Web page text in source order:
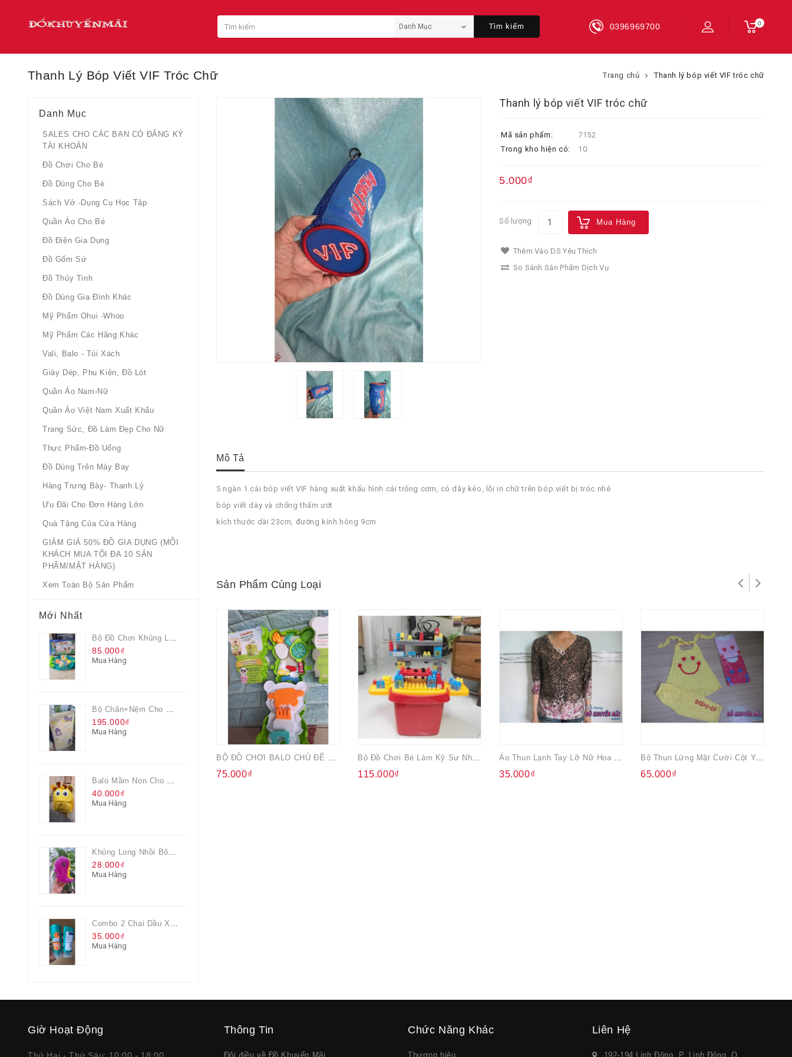
0
0396969700
Tìm kiếm
Thanh Lý Bóp Viết VIF Tróc Chữ Trang chủ Thanh lý bóp viết VIF tróc chữ
Danh Mục
SALES CHO CÁC BẠN CÓ ĐĂNG KÝ
TÀI KHOẢN
Đồ Chơi Cho Bé
Đồ Dùng Cho Bé
Sách Vở -dụng Cụ Học Tập
Quần Áo Cho Bé
Đồ Điện Gia Dụng
Đồ Gốm Sứ
Đồ Thủy Tinh
Đồ Dùng Gia Đình Khác
Mỹ Phẩm Ohui -whoo
Mỹ Phẩm Các Hãng Khác
Vali, Balo - Túi Xách
Giày Dép, Phụ Kiện, Đồ Lót
Quần Áo Nam-Nữ
Quần Áo Việt Nam Xuất Khẩu
Trang Sức, Đồ Làm Đẹp Cho Nữ
Thực Phẩm-Đồ Uống
Đồ Dùng Trên Máy Bay
Hàng Trưng Bày- Thanh Lý
Ưu Đãi Cho Đơn Hàng Lớn
Quà Tặng Của Cửa Hàng
GIẢM GIÁ 50% ĐỒ GIA DỤNG (MỖI
KHÁCH MUA TỐI ĐA 10 SẢN
PHẨM/MẶT HÀNG)
Xem Toàn Bộ Sản Phẩm
Mới Nhất
Bộ Đồ Chơi Khủng Long Đại Chiến
85.000₫
Mua Hàng
Bộ Chăn+nệm Cho Bé Everon Quà Từ Pediasure
195.000₫
Mua Hàng
Balo Mầm Non Cho Bé Grow Màu Vàng
40.000₫
Mua Hàng
Khủng Long Nhồi Bông Cho Bé Chơi Màu Tím
28.000₫
Mua Hàng
Combo 2 Chai Dầu Xả Rejoice 3IN1 Siêu Mềm Mượt Chai 60ML
35.000₫
Mua Hàng
Thanh lý bóp viết VIF tróc chữ
Mã sản phẩm:
7152
Trong kho hiện có:
10
5.000₫
Số lượng Mua Hàng
Thêm Vào DS Yêu Thích
So Sánh Sản Phẩm Dịch Vụ
Mô Tả
5 ngàn 1 cái bóp viết VIF hàng xuất khẩu hình cái trống cơm, có dây kéo, lỗi in chữ trên bóp viết bị tróc nhé
bóp viết dày và chống thấm ướt
kích thước dài 23cm, đường kính hông 9cm
Sản Phẩm Cùng Loại
75.000₫ 115.000₫ 35.000₫ 65.000₫
Giờ Hoạt Động Thông Tin
Đôi điều về Đồ Khuyến Mãi
Chức Năng Khác
Thương hiệu
Liên Hệ
192-194 Linh Đông, P. Linh Đông, Q.